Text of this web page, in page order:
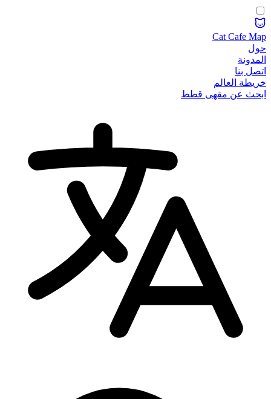
Cat Cafe Map
حول
المدونة
اتصل بنا
خريطة العالم
ابحث عن مقهى قطط